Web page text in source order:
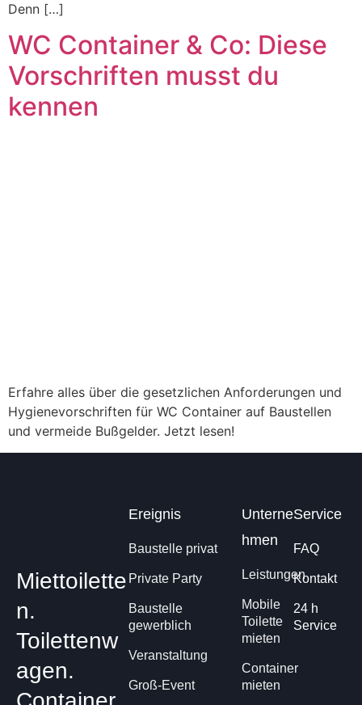
Denn […]
WC Container & Co: Diese
Vorschriften musst du
kennen
Erfahre alles über die gesetzlichen Anforderungen und
Hygienevorschriften für WC Container auf Baustellen
und vermeide Bußgelder. Jetzt lesen!
Miettoilette
n.
Toilettenw
agen.
Ereignis
Baustelle privat
Private Party
Baustelle
gewerblich
Veranstaltung
Groß-Event
Unterne
hmen
Leistungen
Mobile
Toilette
mieten
Container
mieten
Service
FAQ
Kontakt
24 h
Service